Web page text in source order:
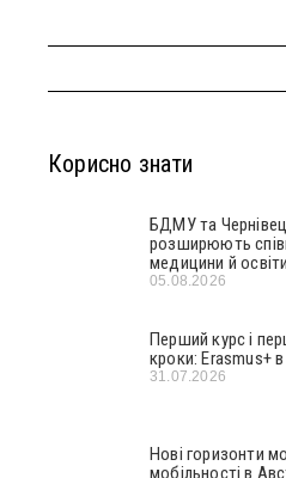
Корисно знати
БДМУ та
розширюють
медицини й освіти
05.08.2026
Перший курс і
кроки: Erasmus+ в
31.07.2026
Нові горизонти
мобільності в